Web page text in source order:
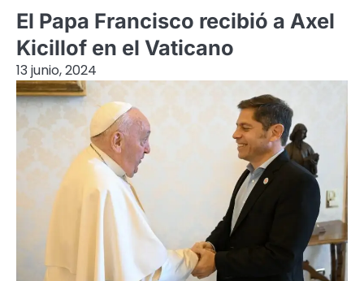
El Papa Francisco recibió a Axel
Kicillof en el Vaticano
13 junio, 2024